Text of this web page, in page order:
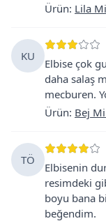
Ürün: Lila
KU
Elbise çok
daha salaş
mecburen.
Ürün: Bej
TÖ
Elbisenin
resimdeki
boyu bana
beğendim.